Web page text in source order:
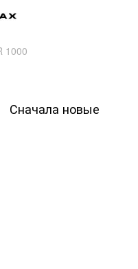
1000
Сначала новые